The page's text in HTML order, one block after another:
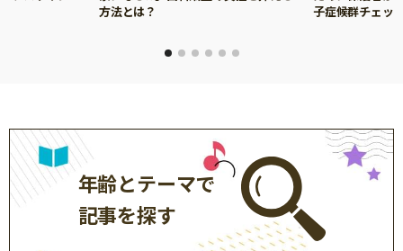
方法とは？
子症候群チェッ
年齢とテーマで
記事を探す